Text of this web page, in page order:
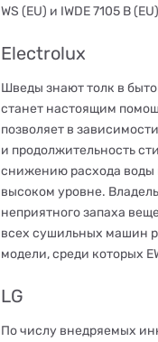
WS (EU) и IWDE 7105 B
Electrolux
Шведы знают толк в
станет настоящим
позволяет в
и продолжительность
снижению расхода воды
высоком уровне.
неприятного запаха
всех сушильных машин
модели, среди которых
LG
По числу внедряемых